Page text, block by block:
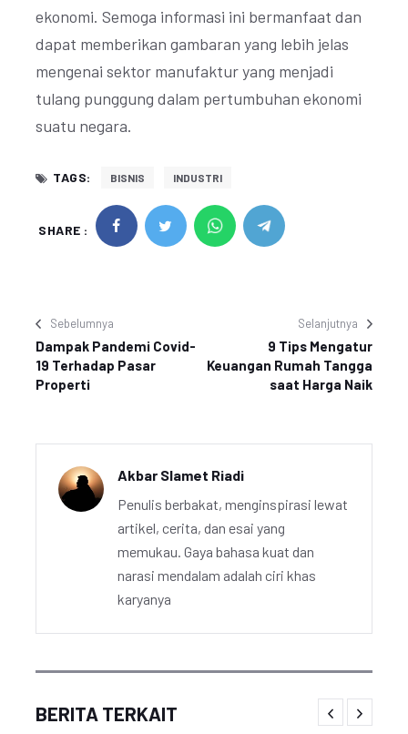
ekonomi. Semoga informasi ini bermanfaat dan
dapat memberikan gambaran yang lebih jelas
mengenai sektor manufaktur yang menjadi
tulang punggung dalam pertumbuhan ekonomi
suatu negara.
TAGS: BISNIS INDUSTRI
SHARE :
Sebelumnya
Dampak Pandemi Covid-
19 Terhadap Pasar
Properti
Selanjutnya
9 Tips Mengatur
Keuangan Rumah Tangga
saat Harga Naik
Akbar Slamet Riadi
Penulis berbakat, menginspirasi lewat
artikel, cerita, dan esai yang
memukau. Gaya bahasa kuat dan
narasi mendalam adalah ciri khas
karyanya
BERITA TERKAIT